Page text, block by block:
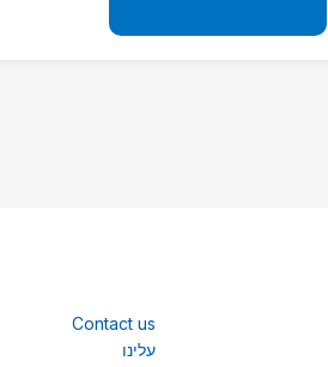
Contact us
עלינו